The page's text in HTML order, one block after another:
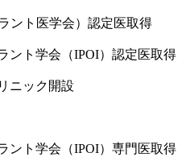
ント医学会）認定医取得
ント学会（IPOI）認定医取得
ニック開設
ント学会（IPOI）専門医取得